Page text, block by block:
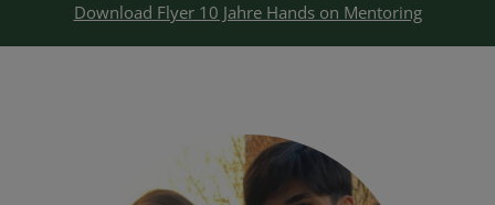
Download Flyer 10 Jahre Hands on Mentoring